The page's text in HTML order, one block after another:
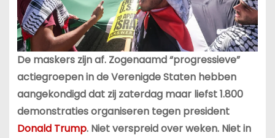
De maskers zijn af. Zogenaamd “progressieve”
actiegroepen in de Verenigde Staten hebben
aangekondigd dat zij zaterdag maar liefst 1.800
demonstraties organiseren tegen president
Donald Trump. Niet verspreid over weken. Niet in